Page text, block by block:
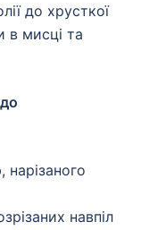
до хрусткої
в мисці та
навпіл